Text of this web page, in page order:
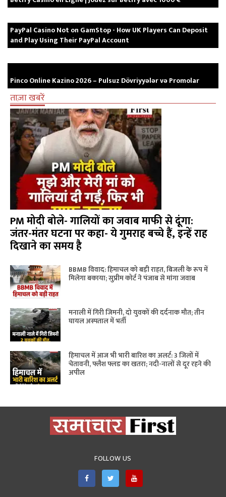
PayPal Casino Not on GamStop - How UK Players Can Deposit
and Play Using Their PayPal Account
Pinco Online Kazino 2026 – Pulsuz Dövriyyələr və Promolar
ताज़ा खबरें
PM मोदी बोले- गालियों का जवाब माफी से दूंगा:
जंतर-मंतर घटना पर कहा- ये गुमराह बच्चे हैं, इन्हें राह
दिखाने का समय है
BBMB विवाद: हिमाचल को बड़ी राहत, बिजली के रूप में
मिलेगा बकाया; सुप्रीम कोर्ट ने पंजाब से मांगा जवाब
मनाली में गिरी जिमनी, दो युवकों की दर्दनाक मौत; तीन
घायल अस्पताल में भर्ती
हिमाचल में आज भी भारी बारिश का अलर्ट: 3 जिलों में
चेतावनी, फ्लैश फ्लड का खतरा; नदी-नालों से दूर रहने की
अपील
FOLLOW US